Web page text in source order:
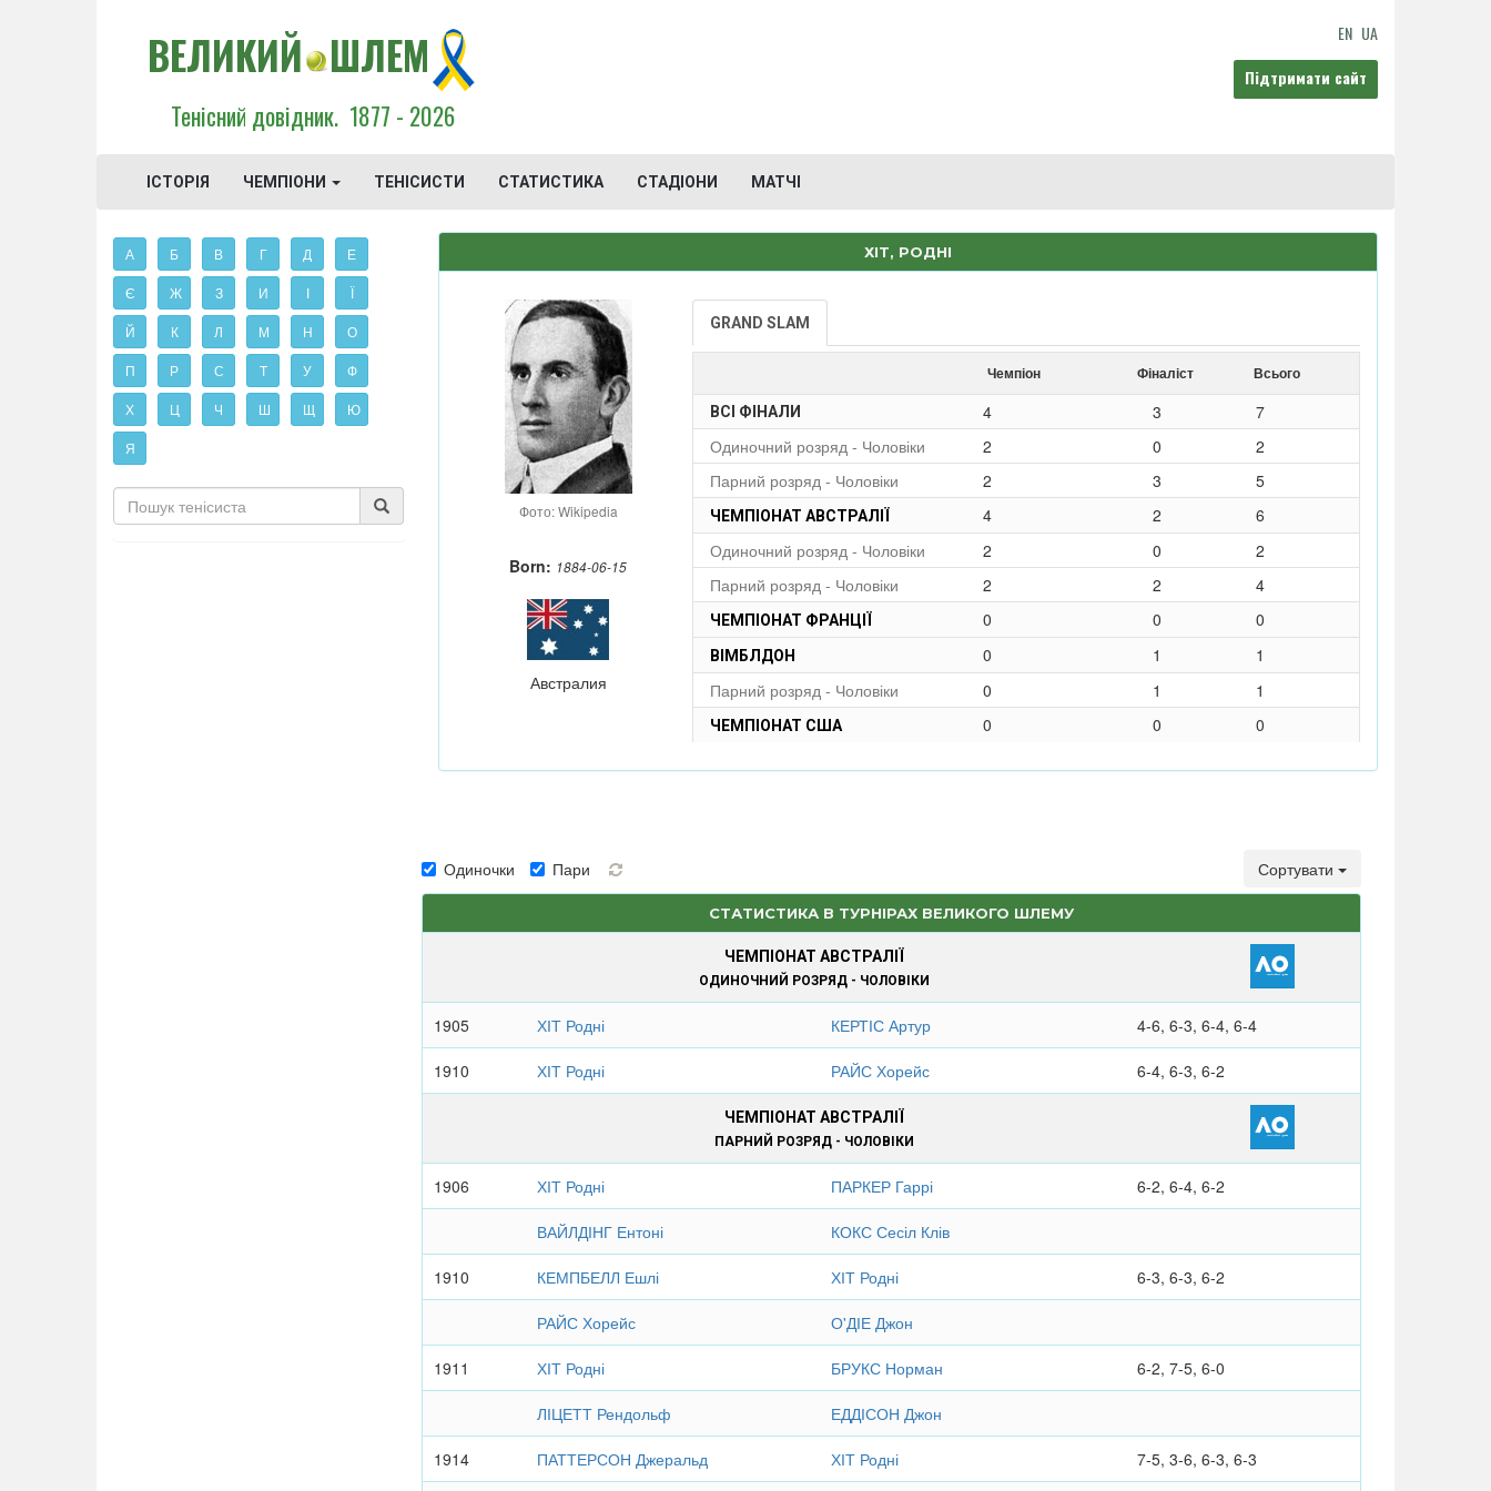
ВЕЛИКИЙ ШЛЕМ
Тенісний довідник. 1877 - 2026
EN UA
Підтримати сайт
ІСТОРІЯ ЧЕМПІОНИ ТЕНІСИСТИ СТАТИСТИКА СТАДІОНИ МАТЧІ
А Б В Г Д Е
Є Ж З И І Ї
Й К Л М Н О
П Р С Т У Ф
Х Ц Ч Ш Щ Ю
Я
ХІТ, РОДНІ
Фото: Wikipedia
Born: 1884-06-15
Австралия
GRAND SLAM
Чемпіон Фіналіст Всього
ВСІ ФІНАЛИ 4 3
7
Одиночний розряд - Чоловіки
2 0
2
Парний розряд - Чоловіки
2 3 5
ЧЕМПІОНАТ АВСТРАЛІЇ 4 2
6
Одиночний розряд - Чоловіки
2 0
2
Парний розряд - Чоловіки
2 2 4
ЧЕМПІОНАТ ФРАНЦІЇ 0 0 0
ВІМБЛДОН 0 1
1
Парний розряд - Чоловіки
0 1 1
ЧЕМПІОНАТ США 0 0 0
Одиночки Пари Сортувати
СТАТИСТИКА В ТУРНІРАХ ВЕЛИКОГО ШЛЕМУ
ЧЕМПІОНАТ АВСТРАЛІЇ
ОДИНОЧНИЙ РОЗРЯД - ЧОЛОВІКИ
1905 ХІТ Родні КЕРТІС Артур 4-6, 6-3, 6-4, 6-4
1910 ХІТ Родні РАЙС Хорейс 6-4, 6-3, 6-2
ЧЕМПІОНАТ АВСТРАЛІЇ
ПАРНИЙ РОЗРЯД - ЧОЛОВІКИ
1906 ХІТ Родні ПАРКЕР Гаррі 6-2, 6-4, 6-2
ВАЙЛДІНГ Ентоні КОКС Сесіл Клів
1910 КЕМПБЕЛЛ Ешлі ХІТ Родні 6-3, 6-3, 6-2
РАЙС Хорейс О'ДІЕ Джон
1911 ХІТ Родні БРУКС Норман 6-2, 7-5, 6-0
ЛІЦЕТТ Рендольф ЕДДІСОН Джон
1914 ПАТТЕРСОН Джеральд ХІТ Родні 7-5, 3-6, 6-3, 6-3